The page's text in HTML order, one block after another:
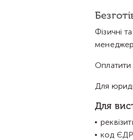
Фізичні
менеджер
Оплатити
Для
Для
код